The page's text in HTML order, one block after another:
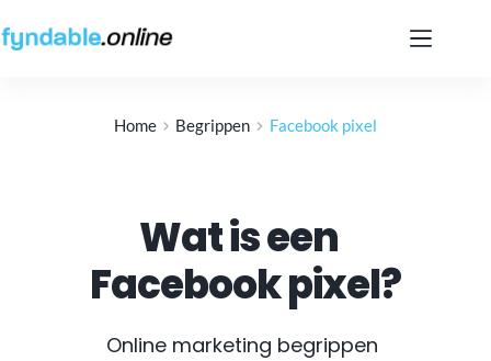
naar
de
Home Begrippen Facebook pixel
Wat is een
Facebook pixel?
Online marketing begrippen